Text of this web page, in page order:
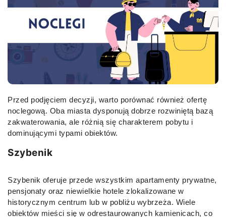
Przed podjęciem decyzji, warto porównać również ofertę
noclegową. Oba miasta dysponują dobrze rozwiniętą bazą
zakwaterowania, ale różnią się charakterem pobytu i
dominującymi typami obiektów.
Szybenik
Szybenik oferuje przede wszystkim apartamenty prywatne,
pensjonaty oraz niewielkie hotele zlokalizowane w
historycznym centrum lub w pobliżu wybrzeża. Wiele
obiektów mieści się w odrestaurowanych kamienicach, co